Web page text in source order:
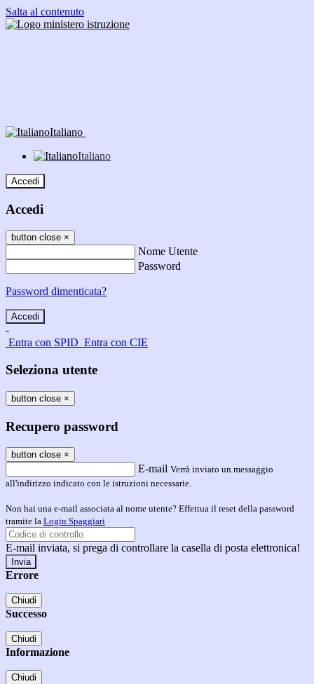
Salta al contenuto
Italiano
Italiano
Accedi
Accedi
button close ×
Nome Utente
Password
Password dimenticata?
-
Entra con SPID Entra con CIE
Seleziona utente
button close ×
Recupero password
button close ×
E-mail Verrà inviato un messaggio
all'indirizzo indicato con le istruzioni necessarie.
Non hai una e-mail associata al nome utente? Effettua il reset della password
tramite la Login Spaggiari
E-mail inviata, si prega di controllare la casella di posta elettronica!
Errore
Chiudi
Successo
Chiudi
Informazione
Chiudi